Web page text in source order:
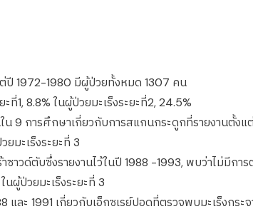
ปี 1972-1980 มีผู้ป่วยทั้งหมด 1307 คน
ที่1, 8.8% ในผู้ป่วยมะเร็งระยะที่2, 24.5%
9 การศึกษาเกี่ยวกับการสแกนกระดูกที่รายงานตั้งแ
ยมะเร็งระยะที่ 3
วด์ตับซึ่งรายงานไว้ในปี 1988 -1993, พบว่าไม่มีการ
นผู้ป่วยมะเร็งระยะที่ 3
1991 เกี่ยวกับเอ็กซเรย์ปอดที่ตรวจพบมะเร็งกระ